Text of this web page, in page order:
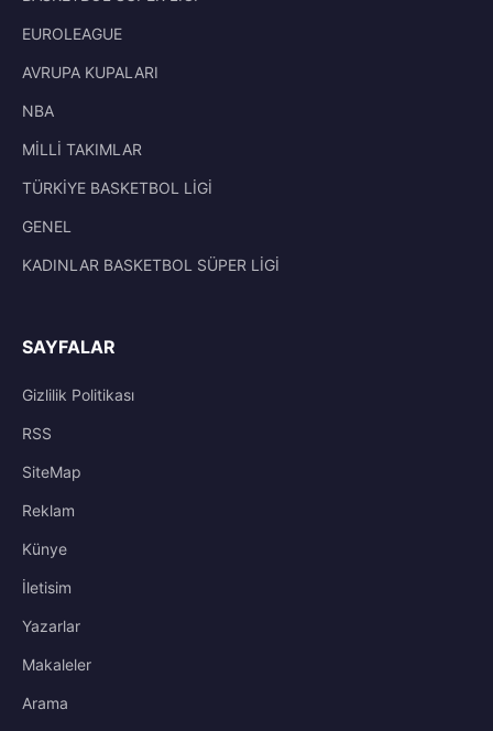
EUROLEAGUE
AVRUPA KUPALARI
NBA
MİLLİ TAKIMLAR
TÜRKİYE BASKETBOL LİGİ
GENEL
KADINLAR BASKETBOL SÜPER LİGİ
SAYFALAR
Gizlilik Politikası
RSS
SiteMap
Reklam
Künye
İletisim
Yazarlar
Makaleler
Arama